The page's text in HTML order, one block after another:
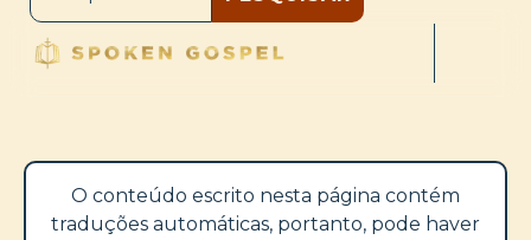
O conteúdo escrito nesta página contém
traduções automáticas, portanto, pode haver